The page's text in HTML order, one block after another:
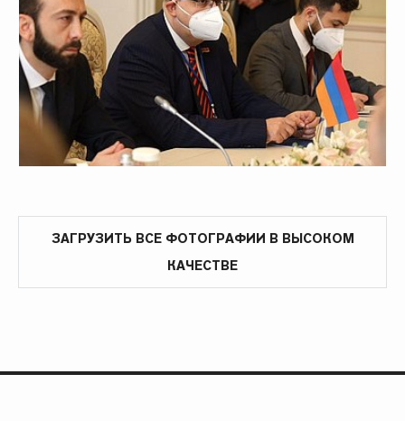
ЗАГРУЗИТЬ ВСЕ ФОТОГРАФИИ В ВЫСОКОМ
КАЧЕСТВЕ